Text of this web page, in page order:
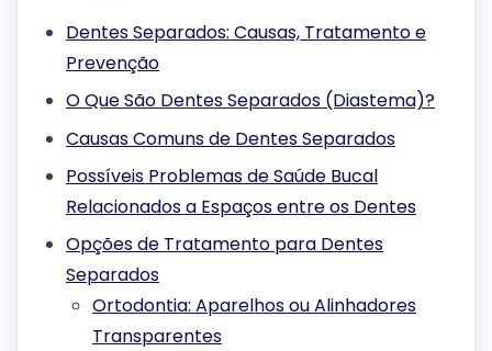
Dentes Separados: Causas, Tratamento e
Prevenção
O Que São Dentes Separados (Diastema)?
Causas Comuns de Dentes Separados
Possíveis Problemas de Saúde Bucal
Relacionados a Espaços entre os Dentes
Opções de Tratamento para Dentes
Separados
Ortodontia: Aparelhos ou Alinhadores
Transparentes